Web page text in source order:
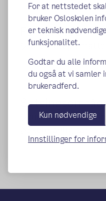
For at nettstedet
bruker Osloskolen
er teknisk
funksjonalitet.
Godtar du alle
du også at vi samler
brukeradferd.
Kun nødvendige
Innstillinger for
Forsert løp
Forsert løp i matte
Vurdering for læring
Skolefaglig